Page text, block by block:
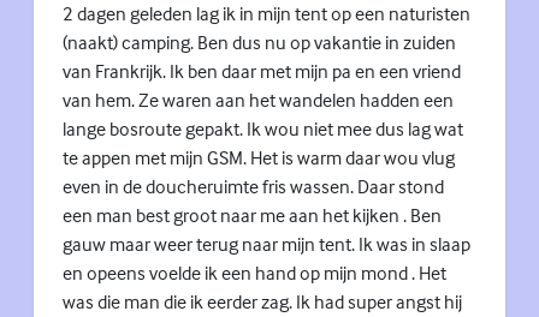
2 dagen geleden lag ik in mijn tent op een naturisten
(naakt) camping. Ben dus nu op vakantie in zuiden
van Frankrijk. Ik ben daar met mijn pa en een vriend
van hem. Ze waren aan het wandelen hadden een
lange bosroute gepakt. Ik wou niet mee dus lag wat
te appen met mijn GSM. Het is warm daar wou vlug
even in de doucheruimte fris wassen. Daar stond
een man best groot naar me aan het kijken . Ben
gauw maar weer terug naar mijn tent. Ik was in slaap
en opeens voelde ik een hand op mijn mond . Het
was die man die ik eerder zag. Ik had super angst hij